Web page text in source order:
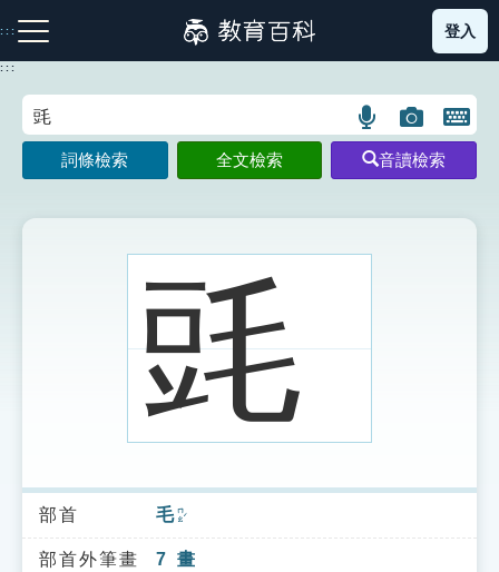
到
主
:::
注音索引圖示 筆畫索引圖示 部首索引表圖示
索引選單
知識索引
登入
:::
語
言
搜
示
圖
片
搜
開
鍵
圖
詞條檢索 全文檢索 音讀檢索
毭
部首 毛ㄇㄠˊ
部首外筆畫 7 畫